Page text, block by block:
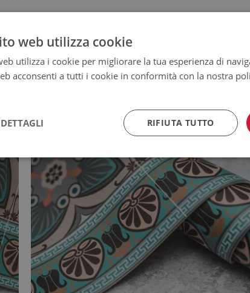
web utilizza cookie
utilizza i cookie per migliorare la tua esperienza di
acconsenti a tutti i cookie in conformità con la nostra
RIFIUTA TUTTO